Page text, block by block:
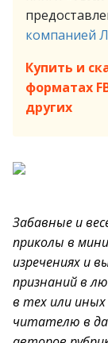
компанией
Купить и
форматах
других
Забавные и
приколы в
изречениях и
признаний в
в тех или
читателю в